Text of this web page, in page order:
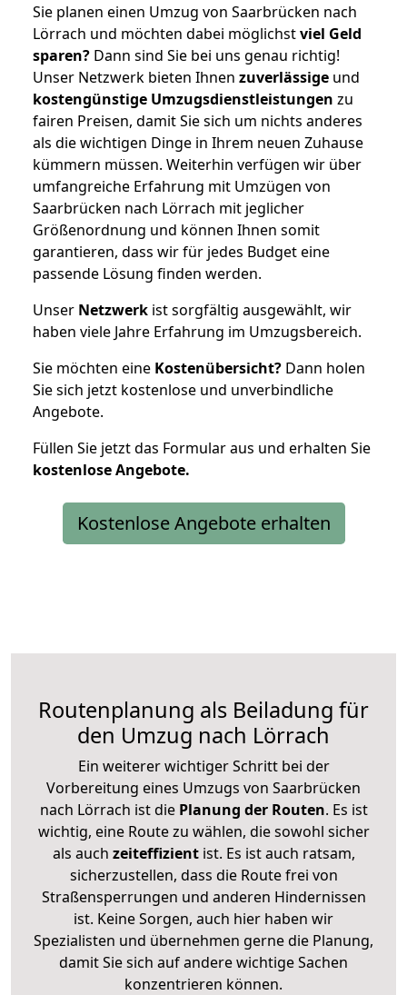
Sie planen einen Umzug von Saarbrücken nach
Lörrach und möchten dabei möglichstviel Geld
sparen? Dann sind Sie bei uns genau richtig!
Unser Netzwerk bieten Ihnen zuverlässige und
kostengünstige Umzugsdienstleistungen zu
fairen Preisen, damit Sie sich um nichts anderes
als die wichtigen Dinge in Ihrem neuen Zuhause
kümmern müssen. Weiterhin verfügen wir über
umfangreiche Erfahrung mit Umzügen von
Saarbrücken nach Lörrach mit jeglicher
Größenordnung und können Ihnen somit
garantieren, dass wir für jedes Budget eine
passende Lösung finden werden.
Unser Netzwerk ist sorgfältig ausgewählt, wir
haben viele Jahre Erfahrung im Umzugsbereich.
Sie möchten eine Kostenübersicht? Dann holen
Sie sich jetzt kostenlose und unverbindliche
Angebote.
Füllen Sie jetzt das Formular aus und erhalten Sie
kostenloseAngebote.
Kostenlose Angebote erhalten
Routenplanung als Beiladung für
den Umzug nach Lörrach
Ein weiterer wichtiger Schritt bei der
Vorbereitung eines Umzugs von Saarbrücken
nach Lörrach ist diePlanung der Routen. Es ist
wichtig, eine Route zu wählen, die sowohl sicher
als auch zeiteffizientist. Es ist auch ratsam,
sicherzustellen, dass die Route frei von
Straßensperrungen und anderen Hindernissen
ist. Keine Sorgen, auch hier haben wir
Spezialisten und übernehmen gerne die Planung,
damit Sie sich auf andere wichtige Sachen
konzentrieren können.